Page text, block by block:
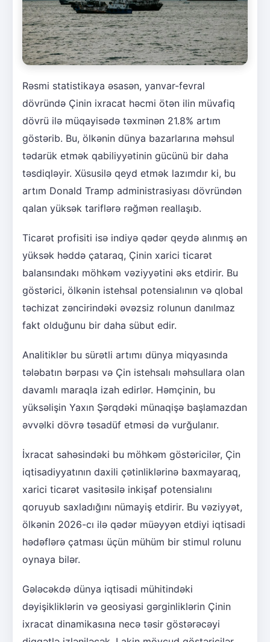
Rəsmi statistikaya əsasən, yanvar-fevral
dövründə Çinin ixracat həcmi ötən ilin müvafiq
dövrü ilə müqayisədə təxminən 21.8% artım
göstərib. Bu, ölkənin dünya bazarlarına məhsul
tədarük etmək qabiliyyətinin gücünü bir daha
təsdiqləyir. Xüsusilə qeyd etmək lazımdır ki, bu
artım Donald Tramp administrasiyası dövründən
qalan yüksək tariflərə rəğmən reallaşıb.
Ticarət profisiti isə indiyə qədər qeydə alınmış ən
yüksək həddə çataraq, Çinin xarici ticarət
balansındakı möhkəm vəziyyətini əks etdirir. Bu
göstərici, ölkənin istehsal potensialının və qlobal
təchizat zəncirindəki əvəzsiz rolunun danılmaz
fakt olduğunu bir daha sübut edir.
Analitiklər bu sürətli artımı dünya miqyasında
tələbatın bərpası və Çin istehsalı məhsullara olan
davamlı maraqla izah edirlər. Həmçinin, bu
yüksəlişin Yaxın Şərqdəki münaqişə başlamazdan
əvvəlki dövrə təsadüf etməsi də vurğulanır.
İxracat sahəsindəki bu möhkəm göstəricilər, Çin
iqtisadiyyatının daxili çətinliklərinə baxmayaraq,
xarici ticarət vasitəsilə inkişaf potensialını
qoruyub saxladığını nümayiş etdirir. Bu vəziyyət,
ölkənin 2026-cı ilə qədər müəyyən etdiyi iqtisadi
hədəflərə çatması üçün mühüm bir stimul rolunu
oynaya bilər.
Gələcəkdə dünya iqtisadi mühitindəki
dəyişikliklərin və geosiyasi gərginliklərin Çinin
ixracat dinamikasına necə təsir göstərəcəyi